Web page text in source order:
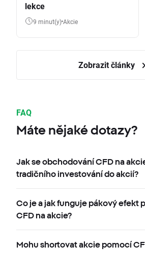
lekce
9 minut(y) Akcie
Zobrazit články
FAQ
Máte nějaké dotazy?
Jak se obchodování CFD na
tradičního investování do akcií?
Co je a jak funguje pákový efekt
CFD na akcie?
Mohu shortovat akcie pomocí